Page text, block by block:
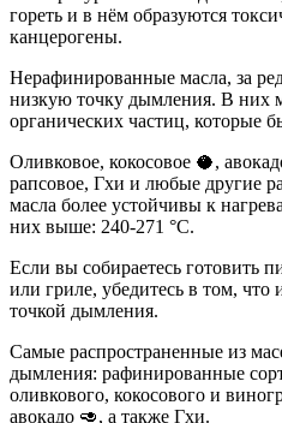
гореть и в нём образуются
канцерогены.
Нерафинированные масла, за
низкую точку дымления. В них
органических частиц, которые
Оливковое, кокосовое 🥥,
рапсовое, Гхи и любые другие
масла более устойчивы к
них выше: 240-271 °С.
Если вы собираетесь готовить
или гриле, убедитесь в том, что
точкой дымления.
Самые распространенные из
дымления: рафинированные
оливкового, кокосового и
авокадо 🥑, а также Гхи.